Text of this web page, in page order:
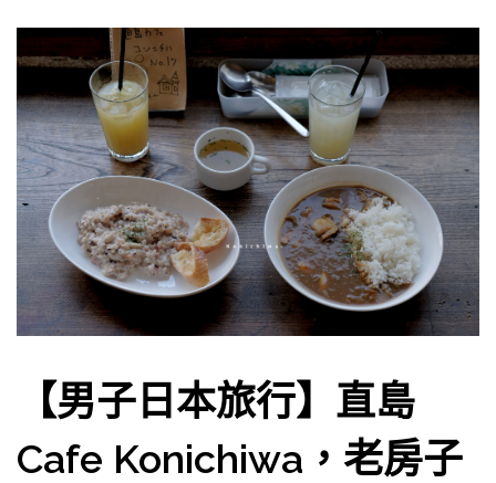
【男子日本旅行】直島
Cafe Konichiwa，老房子